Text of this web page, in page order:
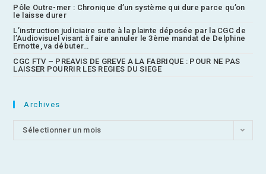
Pôle Outre-mer : Chronique d’un système qui dure parce qu’on
le laisse durer
L’instruction judiciaire suite à la plainte déposée par la CGC de
l’Audiovisuel visant à faire annuler le 3ème mandat de Delphine
Ernotte, va débuter…
CGC FTV – PREAVIS DE GREVE A LA FABRIQUE : POUR NE PAS
LAISSER POURRIR LES REGIES DU SIEGE
Archives
Sélectionner un mois